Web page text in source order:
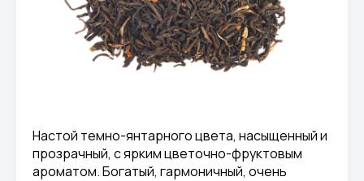
Настой темно-янтарного цвета, насыщенный и
прозрачный, с ярким цветочно-фруктовым
ароматом. Богатый, гармоничный, очень